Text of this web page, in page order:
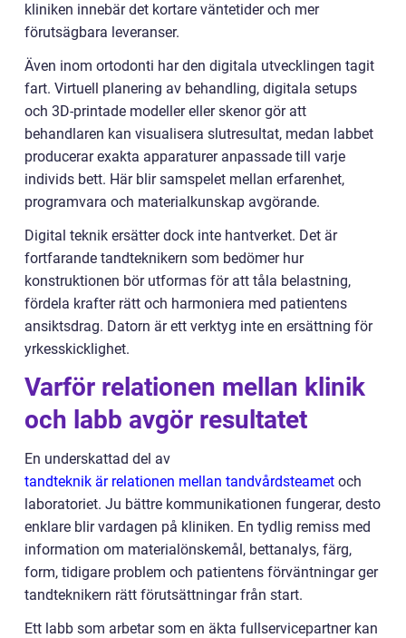
kliniken innebär det kortare väntetider och mer
förutsägbara leveranser.
Även inom ortodonti har den digitala utvecklingen tagit
fart. Virtuell planering av behandling, digitala setups
och 3D-printade modeller eller skenor gör att
behandlaren kan visualisera slutresultat, medan labbet
producerar exakta apparaturer anpassade till varje
individs bett. Här blir samspelet mellan erfarenhet,
programvara och materialkunskap avgörande.
Digital teknik ersätter dock inte hantverket. Det är
fortfarande tandteknikern som bedömer hur
konstruktionen bör utformas för att tåla belastning,
fördela krafter rätt och harmoniera med patientens
ansiktsdrag. Datorn är ett verktyg inte en ersättning för
yrkesskicklighet.
Varför relationen mellan klinik
och labb avgör resultatet
En underskattad del av
tandteknik är relationen mellan tandvårdsteamet och
laboratoriet. Ju bättre kommunikationen fungerar, desto
enklare blir vardagen på kliniken. En tydlig remiss med
information om materialönskemål, bettanalys, färg,
form, tidigare problem och patientens förväntningar ger
tandteknikern rätt förutsättningar från start.
Ett labb som arbetar som en äkta fullservicepartner kan